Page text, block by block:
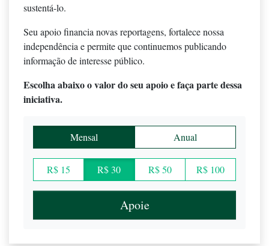
sustentá-lo.
Seu apoio financia novas reportagens, fortalece nossa
independência e permite que continuemos publicando
informação de interesse público.
Escolha abaixo o valor do seu apoio e faça parte dessa
iniciativa.
Mensal Anual
R$ 15 R$ 30 R$ 50 R$ 100
Apoie